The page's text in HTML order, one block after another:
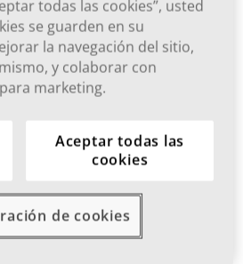
que, como ratio
referente la exhaustividad,
el precio y la moneda aplicable
se actualiza la información que
los sitios web de VIATRIS y la
contenidos están
"según su disponibilidad".
alguna por
todas las cookies”, usted
se guarden en su
la navegación del sitio,
y colaborar con
marketing.
Aceptar todas las
cookies
de cookies